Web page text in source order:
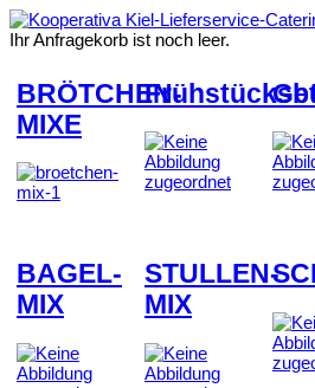
Ihr Anfragekorb ist noch leer.
BRÖTCHEN-
MIXE
BAGEL-
MIX
STULLEN-
MIX